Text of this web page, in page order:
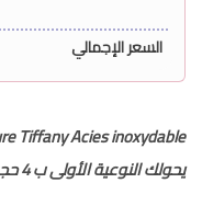
السعر الإجمالي
يحولك النوعية الأولى ب 4 حجرات